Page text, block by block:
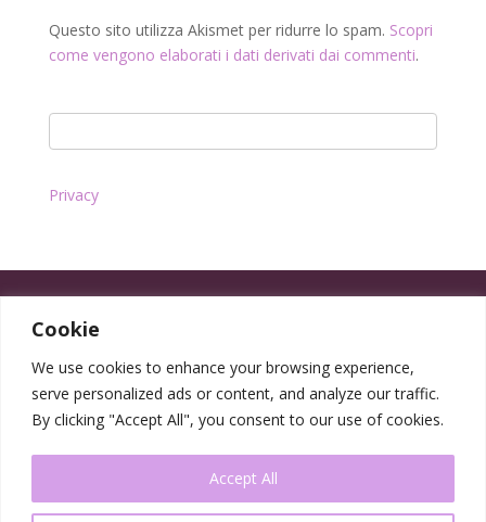
Cookie
We use cookies to enhance your browsing experience,
serve personalized ads or content, and analyze our traffic.
By clicking "Accept All", you consent to our use of cookies.
Accept All
Questo sito utilizza Akismet per ridurre lo spam. Scopri
come vengono elaborati i dati derivati dai commenti.
Privacy